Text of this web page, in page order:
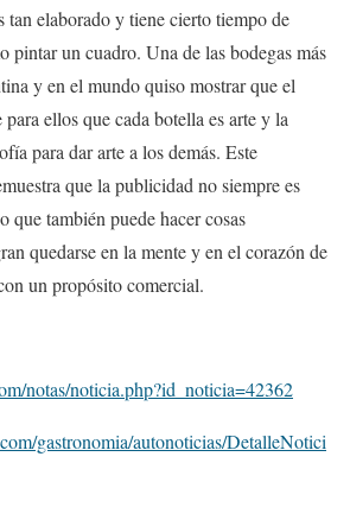
tan elaborado y tiene cierto tiempo de
pintar un cuadro. Una de las bodegas más
y en el mundo quiso mostrar que el
ellos que cada botella es arte y la
para dar arte a los demás. Este
que la publicidad no siempre es
que también puede hacer cosas
quedarse en la mente y en el corazón de
un propósito comercial.
notas/noticia.php?id_noticia=42362
gastronomia/autonoticias/DetalleNotici